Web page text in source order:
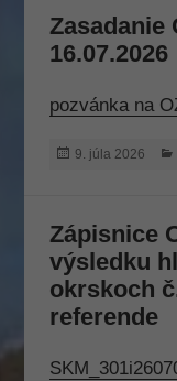
Zasadanie
16.07.2026
pozvánka na
Publikované
9. júla 2026
Zápisnice
výsledku
okrskoch
referende